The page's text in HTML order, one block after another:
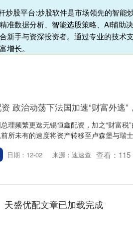
炒股平台:炒股软件是市场领先的智能
准数据分析、智能选股策略、AI辅助
新手与资深投资者。通过专业的技术
增长。
政治动荡下法国加速“财富外逃
理频繁更迭无锡恒鑫配资，加之“财富
所未有的速度将资产转移至卢森堡与瑞
日期：12-02 来源：速速查 查看： 115
天盛优配文章已加载完成